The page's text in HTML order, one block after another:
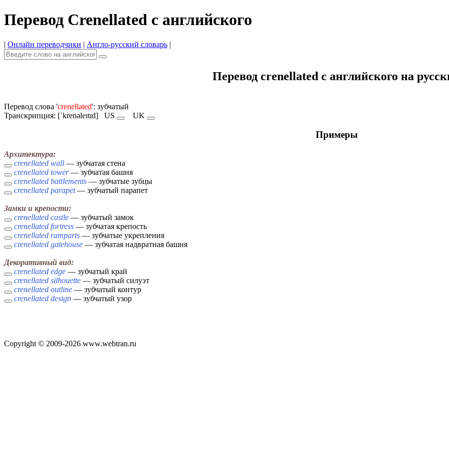
Перевод Crenellated с английского
| Онлайн переводчики | Англо-русский словарь |
Перевод crenellated с английского на
Перевод слова 'crenellated': зубчатый
Транскрипция: [ˈkrenəleɪtɪd] US UK
Примеры
Архитектура:
crenellated wall — зубчатая стена
crenellated tower— зубчатая башня
crenellated battlements — зубчатые зубцы
crenellated parapet— зубчатый парапет
Замки и крепости:
crenellated castle — зубчатый замок
crenellated fortress — зубчатая крепость
crenellated ramparts — зубчатые укрепления
crenellated gatehouse — зубчатая надвратная башня
Декоративный вид:
crenellated edge — зубчатый край
crenellated silhouette — зубчатый силуэт
crenellated outline — зубчатый контур
crenellated design — зубчатый узор
Copyright © 2009-2026 www.webtran.ru